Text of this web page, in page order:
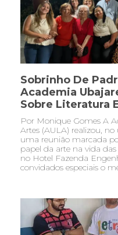
Sobrinho De
Academia
Sobre Literatura
Por Monique Gomes A
Artes (AULA) realizou,
uma reunião marcada
papel da arte na vida
no Hotel Fazenda
convidados especiais o